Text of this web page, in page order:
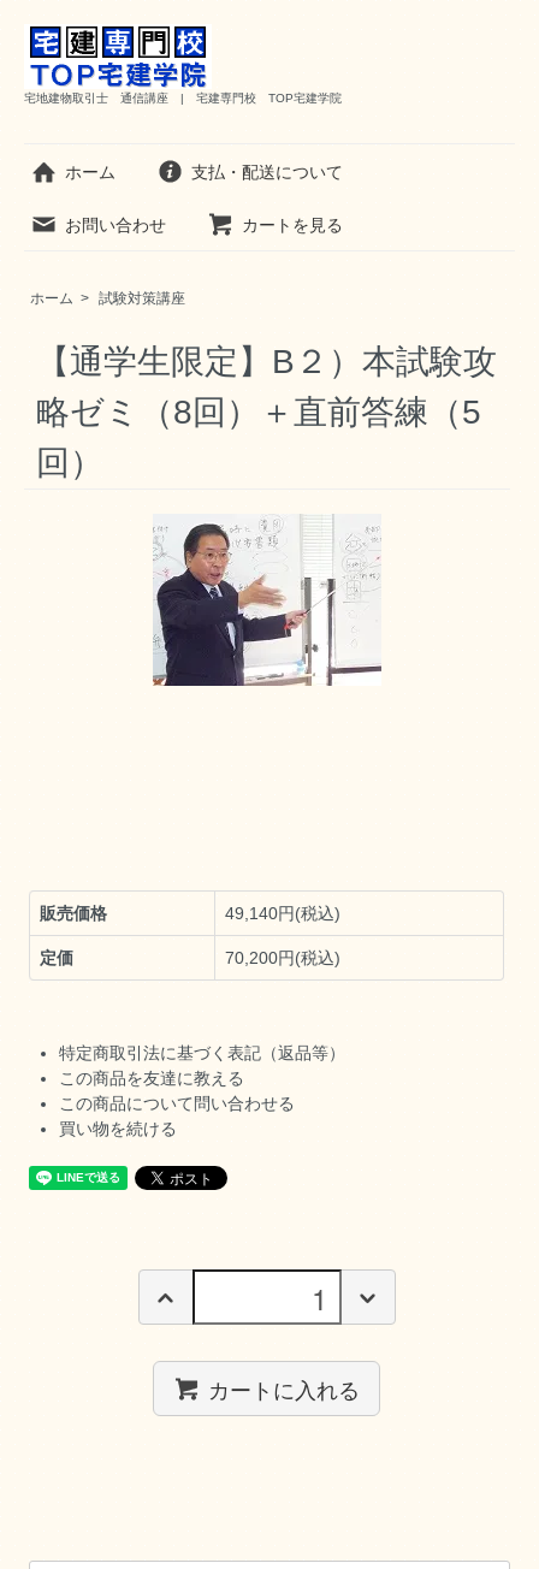
宅地建物取引士 通信講座 | 宅建専門校 TOP宅建学院
ホーム 支払・配送について
お問い合わせ カートを見る
ホーム > 試験対策講座
【通学生限定】B２）本試験攻
略ゼミ（8回）＋直前答練（5
回）
販売価格 49,140円(税込)
定価 70,200円(税込)
特定商取引法に基づく表記（返品等）
この商品を友達に教える
この商品について問い合わせる
買い物を続ける
カートに入れる